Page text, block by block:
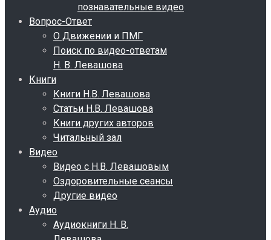
познавательные видео
Вопрос-Ответ
О Движении и ПМГ
Поиск по видео-ответам
Н. В. Левашова
Книги
Книги Н.В. Левашова
Статьи Н.В. Левашова
Книги других авторов
Читальный зал
Видео
Видео с Н.В. Левашовым
Оздоровительные сеансы
Другие видео
Аудио
Аудиокниги Н. В.